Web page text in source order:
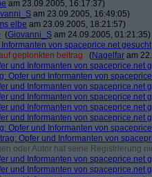
am 23.09.2005, 16:17:37)
am 23.09.2005, 16:49:05)
elbe am 23.09.2005, 18:21:57)
(Giovanni_S am 24.09.2005, 01:21:35)
von spaceprice.net gesucht
geplonkten beitrag (Nagelfar am
und Informanten von spaceprice.net
Opfer und Informanten von
und Informanten von spaceprice.net
und Informanten von spaceprice.net
und Informanten von spaceprice.net
und Informanten von spaceprice.net
Opfer und Informanten von
Opfer und Informanten von
oder Autor hat seine Registrierung
und Informanten von spaceprice.net
und Informanten von spaceprice.net